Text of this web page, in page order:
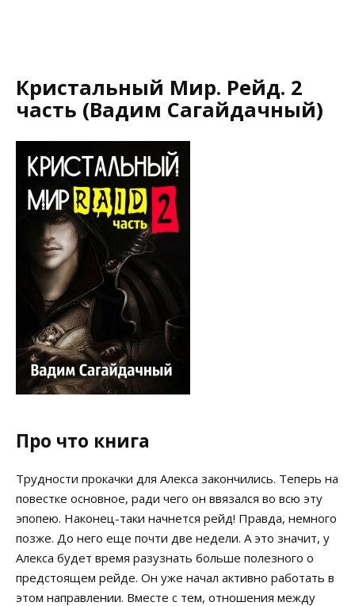
Кристальный Мир. Рейд. 2
часть (Вадим Сагайдачный)
Про что книга
Трудности прокачки для Алекса закончились. Теперь на
повестке основное, ради чего он ввязался во всю эту
эпопею. Наконец-таки начнется рейд! Правда, немного
позже. До него еще почти две недели. А это значит, у
Алекса будет время разузнать больше полезного о
предстоящем рейде. Он уже начал активно работать в
этом направлении. Вместе с тем, отношения между